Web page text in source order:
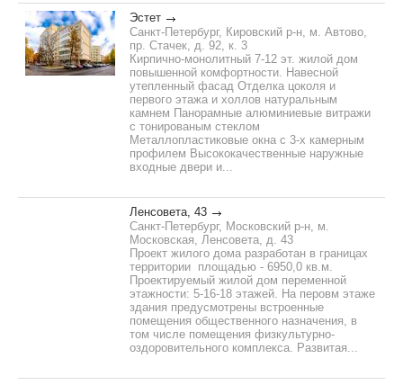
Эстет
Санкт-Петербург, Кировский р-н, м. Автово,
пр. Стачек, д. 92, к. 3
Кирпично-монолитный 7-12 эт. жилой дом
повышенной комфортности. Навесной
утепленный фасад Отделка цоколя и
первого этажа и холлов натуральным
камнем Панорамные алюминиевые витражи
с тонированым стеклом
Металлопластиковые окна с 3-х камерным
профилем Высококачественные наружные
входные двери и...
Ленсовета, 43
Санкт-Петербург, Московский р-н, м.
Московская, Ленсовета, д. 43
Проект жилого дома разработан в границах
территории площадью - 6950,0 кв.м.
Проектируемый жилой дом переменной
этажности: 5-16-18 этажей. На перовм этаже
здания предусмотрены встроенные
помещения общественного назначения, в
том числе помещения физкультурно-
оздоровительного комплекса. Развитая...